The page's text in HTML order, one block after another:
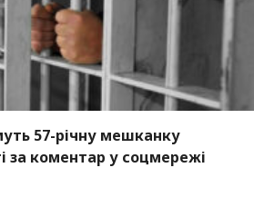
57-річну мешканку
за коментар у соцмережі